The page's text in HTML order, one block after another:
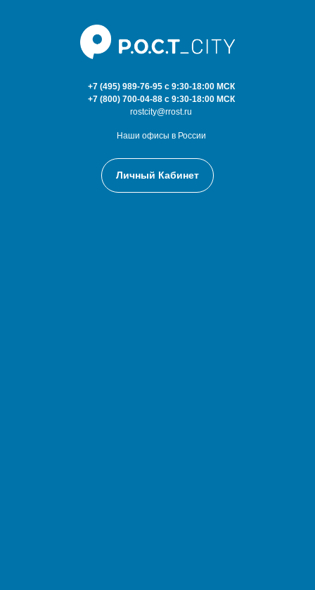
+7 (495) 989-76-95 с 9:30-18:00 МСК
+7 (800) 700-04-88с 9:30-18:00 МСК
rostcity@rrost.ru
Наши офисы в России
Личный Кабинет